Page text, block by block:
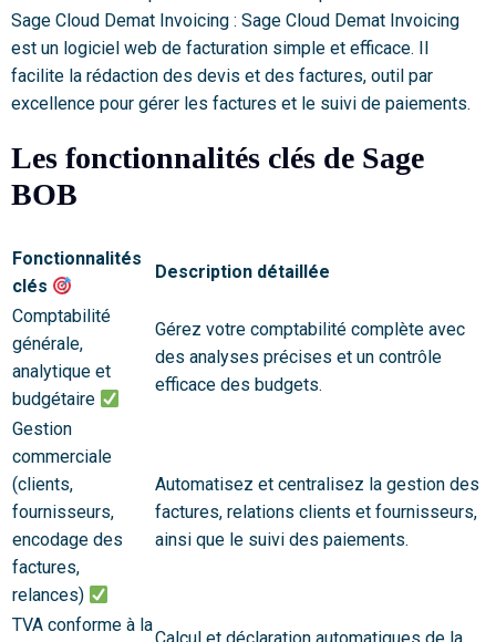
Sage Cloud Demat Invoicing : Sage Cloud Demat Invoicing
est un logiciel web de facturation simple et efficace. Il
facilite la rédaction des devis et des factures, outil par
excellence pour gérer les factures et le suivi de paiements.
Les fonctionnalités clés de Sage
BOB
Fonctionnalités
clés
Description détaillée
Comptabilité
générale,
analytique et
budgétaire
Gérez votre comptabilité complète avec
des analyses précises et un contrôle
efficace des budgets.
Gestion
commerciale
(clients,
fournisseurs,
encodage des
factures,
relances)
Automatisez et centralisez la gestion des
factures, relations clients et fournisseurs,
ainsi que le suivi des paiements.
TVA conforme à la